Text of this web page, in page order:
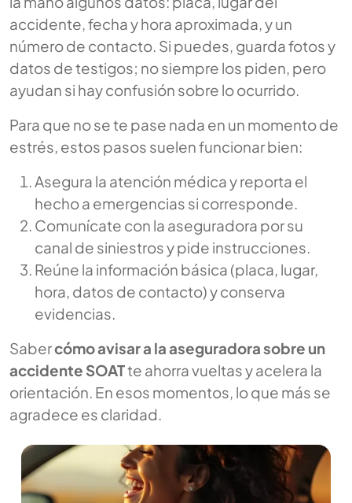
accidente, fecha y hora aproximada, y un
número de contacto. Si puedes, guarda fotos y
datos de testigos; no siempre los piden, pero
ayudan si hay confusión sobre lo ocurrido.
Para que no se te pase nada en un momento de
estrés, estos pasos suelen funcionar bien:
Asegura la atención médica y reporta el
hecho a emergencias si corresponde.
Comunícate con la aseguradora por su
canal de siniestros y pide instrucciones.
Reúne la información básica (placa, lugar,
hora, datos de contacto) y conserva
evidencias.
Sabercómo avisar a la aseguradora sobre un
accidente SOATte ahorra vueltas y acelera la
orientación. En esos momentos, lo que más se
agradece es claridad.